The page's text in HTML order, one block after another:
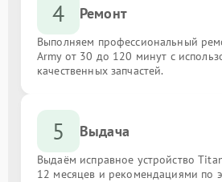
4 Ремонт
Выполняем профессиональный
Army от 30 до 120 минут с
качественных запчастей.
5 Выдача
Выдаём исправное устройство
12 месяцев и рекомендациями по